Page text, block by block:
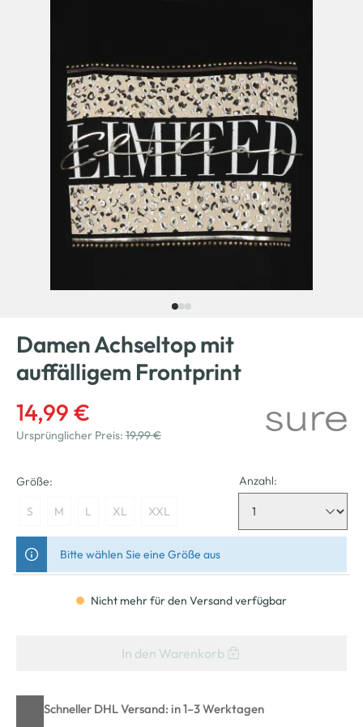
Damen Achseltop mit
auffälligem Frontprint
14,99 €
Ursprünglicher Preis: 19,99 €
Größe:
S M L XL XXL
Anzahl:
Bitte wählen Sie eine Größe aus
Nicht mehr für den Versand verfügbar
In den Warenkorb
Schneller DHL Versand: in 1–3 Werktagen